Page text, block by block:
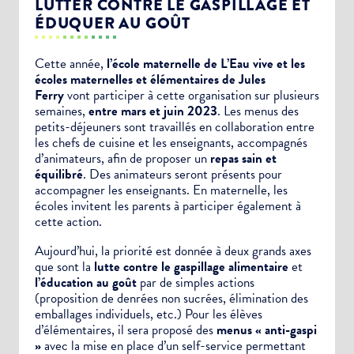
LUTTER CONTRE LE GASPILLAGE ET
ÉDUQUER AU GOÛT
Cette année, l’école maternelle de L’Eau vive et les
écoles maternelles et élémentaires de Jules
Ferryvont participer à cette organisation sur plusieurs
semaines, entre mars et juin 2023. Les menus des
petits-déjeuners sont travaillés en collaboration entre
les chefs de cuisine et les enseignants, accompagnés
d’animateurs, afin de proposer un repas sain et
équilibré. Des animateurs seront présents pour
accompagner les enseignants. En maternelle, les
écoles invitent les parents à participerégalementà
cette action.
Aujourd’hui, la priorité est donnée à deux grands axes
que sont la lutte contre le gaspillage alimentaireet
l’éducation au goût par de simples actions
(proposition de denrées non sucrées, élimination des
emballages individuels, etc.) Pour les élèves
d’élémentaires, il sera proposé des menus « anti-gaspi
»avec la mise en place d’un self-service permettant